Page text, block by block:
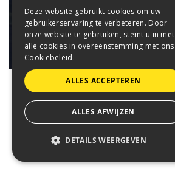
VIER MEE!
Deze website gebruikt cookies om uw
gebruikerservaring te verbeteren. Door
onze website te gebruiken, stemt u in met
alle cookies in overeenstemming met ons
Cookiebeleid.
ALLES ACCEPTEREN
ALLES AFWIJZEN
DETAILS WEERGEVEN
STRIKT NOODZAKELIJK